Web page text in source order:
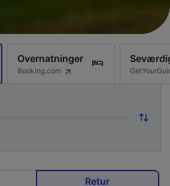
Overnatninger
Booking.com
Retur